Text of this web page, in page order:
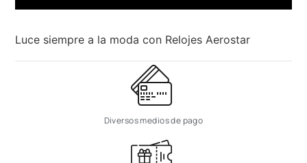
Luce siempre a la moda con Relojes Aerostar
Diversos medios de pago